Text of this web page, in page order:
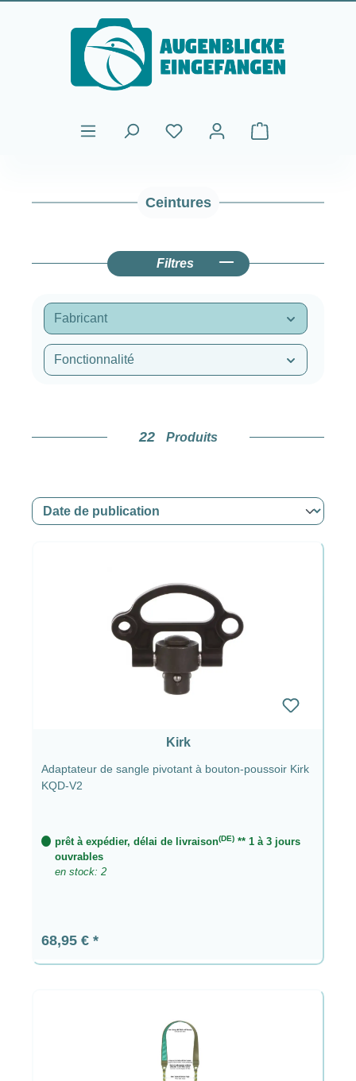
Passer au contenu principal
Le panier
Ceintures
Filtres
Fabricant
Fonctionnalité
22 Produits
Kirk
Adaptateur de sangle pivotant à bouton-poussoir Kirk
KQD-V2
prêt à expédier, délai de livraison(DE) ** 1 à 3 jours
ouvrables
en stock: 2
Prix régulier :
68,95 €